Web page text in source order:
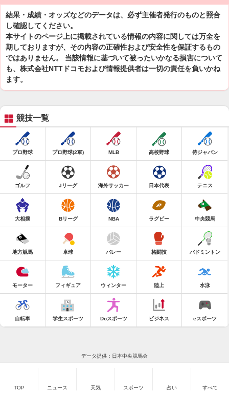
結果・成績・オッズなどのデータは、必ず主催者発行のものと照合
し確認してください。
本サイトのページ上に掲載されている情報の内容に関しては万全を
期しておりますが、その内容の正確性および安全性を保証するもの
ではありません。 当該情報に基づいて被ったいかなる損害について
も、株式会社NTTドコモおよび情報提供者は一切の責任を負いかね
ます。
競技一覧
プロ野球 プロ野球(2軍) MLB 高校野球 侍ジャパン
ゴルフ Jリーグ 海外サッカー 日本代表 テニス
大相撲 Bリーグ NBA ラグビー 中央競馬
地方競馬 卓球 バレー 格闘技 バドミントン
モーター フィギュア ウィンター 陸上 水泳
自転車 学生スポーツ Doスポーツ ビジネス eスポーツ
データ提供：日本中央競馬会
TOP ニュース 天気 スポーツ 占い すべて